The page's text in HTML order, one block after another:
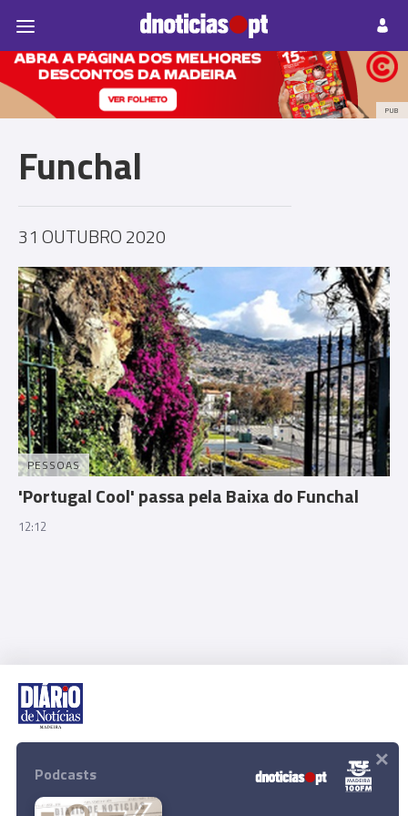
Prazeres Paisagens
PUB
Funchal
31 OUTUBRO 2020
PESSOAS
'Portugal Cool' passa pela Baixa do Funchal
12:12
Rua Dr. Fernão de Ornelas, 56 - 3º
291 202 300
Podcasts ×